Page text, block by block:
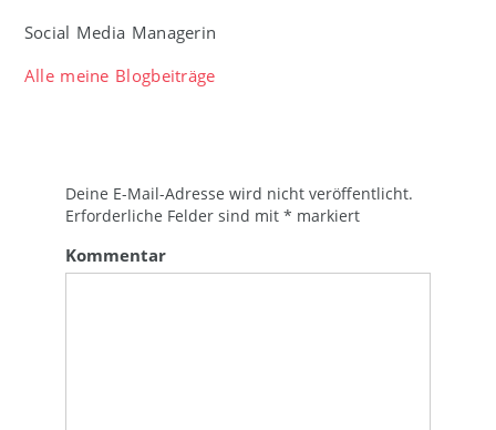
Social Media Managerin
Alle meine Blogbeiträge
Deine E-Mail-Adresse wird nicht veröffentlicht.
Erforderliche Felder sind mit* markiert
Kommentar